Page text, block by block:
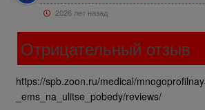
2026 лет назад
Отрицательный отзыв
https://spb.zoon.ru/medical/
_ems_na_ulitse_pobedy/reviews/